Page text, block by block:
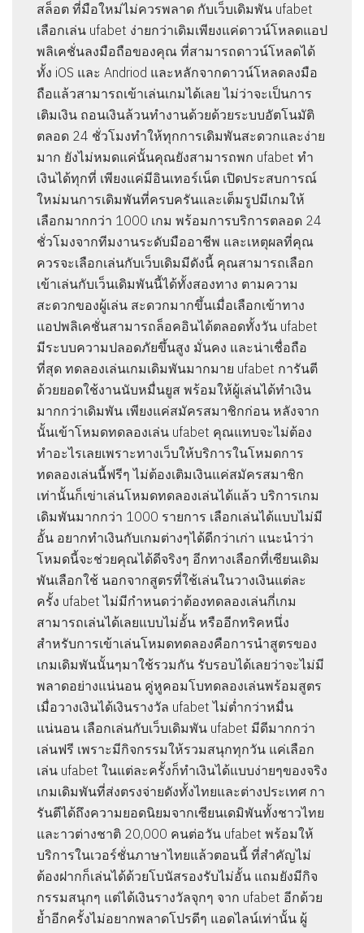
สล็อต ที่มือใหม่ไม่ควรพลาด กับเว็บเดิมพัน ufabet
เลือกเล่น ufabet ง่ายกว่าเดิมเพียงแค่ดาวน์โหลดแอป
พลิเคชั่นลงมือถือของคุณ ที่สามารถดาวน์โหลดได้
ทั้ง iOS และ Andriod และหลักจากดาวน์โหลดลงมือ
ถือแล้วสามารถเข้าเล่นเกมได้เลย ไม่ว่าจะเป็นการ
เติมเงิน ถอนเงินล้วนทำงานด้วยด้วยระบบอัตโนมัติ
ตลอด 24 ชั่วโมงทำให้ทุกการเดิมพันสะดวกและง่าย
มาก ยังไม่หมดแค่นั้นคุณยังสามารถพก ufabet ทำ
เงินได้ทุกที่ เพียงแค่มีอินเทอร์เน็ต เปิดประสบการณ์
ใหม่มนการเดิมพันที่ครบครันและเต็มรูปมีเกมให้
เลือกมากกว่า 1000 เกม พร้อมการบริการตลอด 24
ชั่วโมงจากทีมงานระดับมืออาชีพ และเหตุผลที่คุณ
ควรจะเลือกเล่นกับเว็บเดิมมีดังนี้ คุณสามารถเลือก
เข้าเล่นกับเว็นเดิมพันนี้ได้ทั้งสองทาง ตามความ
สะดวกของผู้เล่น สะดวกมากขึ้นเมื่อเลือกเข้าทาง
แอปพลิเคชั่นสามารถล็อคอินได้ตลอดทั้งวัน ufabet
มีระบบความปลอดภัยขึ้นสูง มั่นคง และน่าเชื่อถือ
ที่สุด ทดลองเล่นเกมเดิมพันมากมาย ufabet การันตี
ด้วยยอดใช้งานนับหมื่นยูส พร้อมให้ผู้เล่นได้ทำเงิน
มากกว่าเดิมพัน เพียงแค่สมัครสมาชิกก่อน หลังจาก
นั้นเข้าโหมดทดลองเล่น ufabet คุณแทบจะไม่ต้อง
ทำอะไรเลยเพราะทางเว็บให้บริการในโหมดการ
ทดลองเล่นนี้ฟรีๆ ไม่ต้องเติมเงินแค่สมัครสมาชิก
เท่านั้นก็เข่าเล่นโหมดทดลองเล่นได้แล้ว บริการเกม
เดิมพันมากกว่า 1000 รายการ เลือกเล่นได้แบบไม่มี
อั้น อยากทำเงินกับเกมต่างๆได้ดีกว่าเก่า แนะนำว่า
โหมดนี้จะช่วยคุณได้ดีจริงๆ อีกทางเลือกที่เซียนเดิม
พันเลือกใช้ นอกจากสูตรที่ใช้เล่นในวางเงินแต่ละ
ครั้ง ufabet ไม่มีกำหนดว่าต้องทดลองเล่นกี่เกม
สามารถเล่นได้เลยแบบไม่อั้น หรืออีกทริคหนึ่ง
สำหรับการเข้าเล่นโหมดทดลองคือการนำสูตรของ
เกมเดิมพันนั้นๆมาใช้รวมกัน รับรอบได้เลยว่าจะไม่มี
พลาดอย่างแน่นอน คู่หูคอมโบทดลองเล่นพร้อมสูตร
เมื่อวางเงินได้เงินรางวัล ufabet ไม่ต่ำกว่าหมื่น
แน่นอน เลือกเล่นกับเว็บเดิมพัน ufabet มีดีมากกว่า
เล่นฟรี เพราะมีกิจกรรมให้รวมสนุกทุกวัน แค่เลือก
เล่น ufabet ในแต่ละครั้งก็ทำเงินได้แบบง่ายๆของจริง
เกมเดิมพันที่ส่งตรงจ่ายดังทั้งไทยและต่างประเทศ กา
รันตีได้ถึงความยอดนิยมจากเซียนเดมิพันทั้งชาวไทย
และาวต่างชาติ 20,000 คนต่อวัน ufabet พร้อมให้
บริการในเวอร์ชั่นภาษาไทยแล้วตอนนี้ ที่สำคัญไม่
ต้องฝากก็เล่นได้ด้วยโบนัสรองรับไม่อั้น แถมยังมีกิจ
กรรมสนุกๆ แต่ได้เงินรางวัลจุกๆ จาก ufabet อีกด้วย
ย้ำอีกครั้งไม่อยากพลาดโปรดีๆ แอดไลน์เท่านั้น ผู้